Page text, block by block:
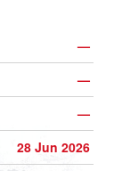
—
—
—
28 Jun 2026